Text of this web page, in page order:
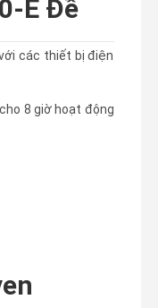
E Đề
các thiết bị điện
8 giờ hoạt động